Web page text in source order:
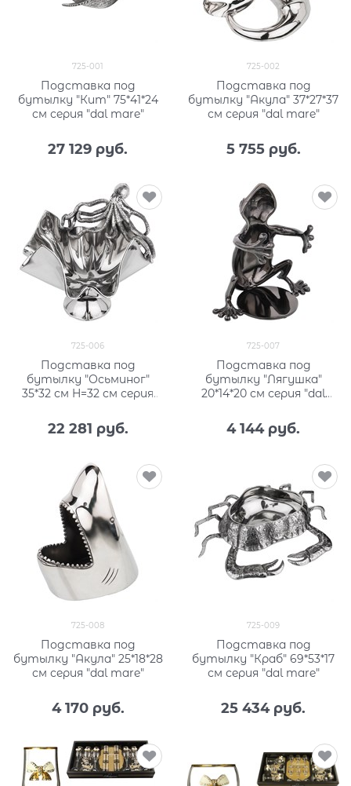
725-001
Подставка под
бутылку "Кит" 75*41*24
см серия "dal mare"
27 129 руб.
725-002
Подставка под
бутылку "Акула" 37*27*37
см серия "dal mare"
5 755 руб.
725-006
Подставка под
бутылку "Осьминог"
35*32 см H=32 см серия
22 281 руб.
725-007
Подставка под
бутылку "Лягушка"
20*14*20 см серия "dal
4 144 руб.
725-008
Подставка под
бутылку "Акула" 25*18*28
см серия "dal mare"
4 170 руб.
725-009
Подставка под
бутылку "Краб" 69*53*17
см серия "dal mare"
25 434 руб.